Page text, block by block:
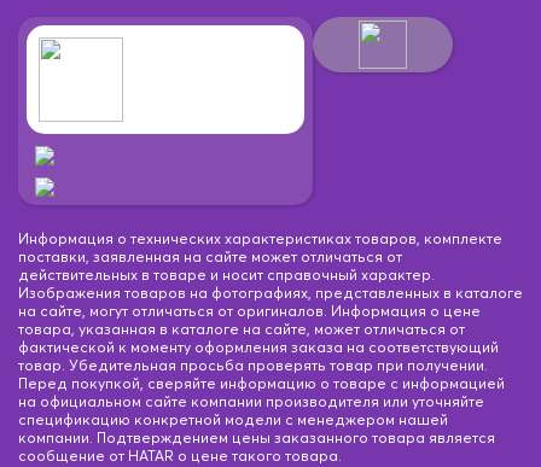
Информация о технических характеристиках товаров, комплекте
поставки, заявленная на сайте может отличаться от
действительных в товаре и носит справочный характер.
Изображения товаров на фотографиях, представленных в каталоге
на сайте, могут отличаться от оригиналов. Информация о цене
товара, указанная в каталоге на сайте, может отличаться от
фактической к моменту оформления заказа на соответствующий
товар. Убедительная просьба проверять товар при получении.
Перед покупкой, сверяйте информацию о товаре с информацией
на официальном сайте компании производителя или уточняйте
спецификацию конкретной модели с менеджером нашей
компании. Подтверждением цены заказанного товара является
сообщение от HATAR о цене такого товара.